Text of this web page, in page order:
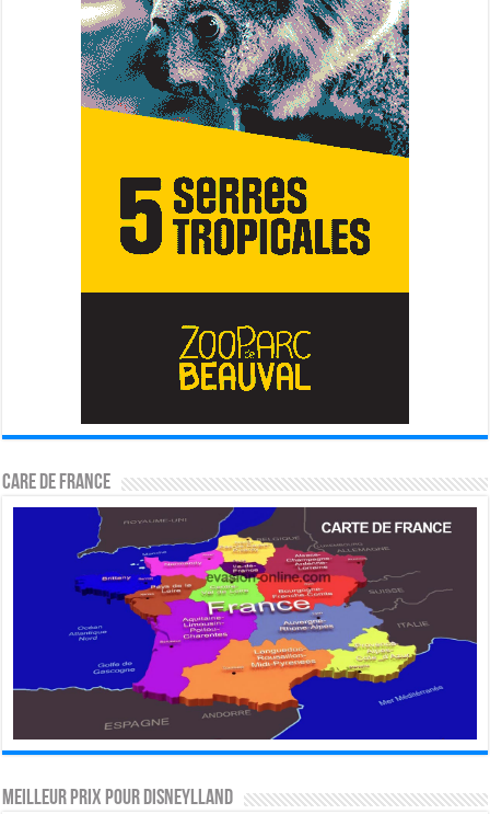
CARE DE FRANCE
MEILLEUR PRIX POUR DISNEYLLAND